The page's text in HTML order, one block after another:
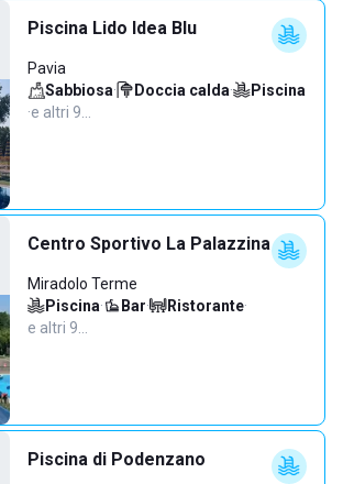
Piscina Lido Idea Blu
Pavia
Sabbiosa· Doccia calda·
Piscina
·e altri 9…
Centro Sportivo La Palazzina
Miradolo Terme
Piscina· Bar· Ristorante·
e altri 9…
Piscina di Podenzano